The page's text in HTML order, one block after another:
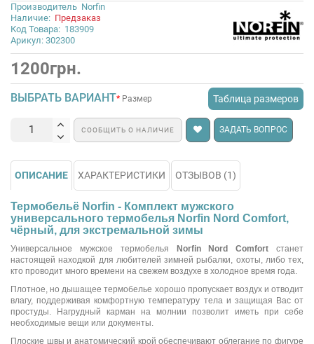
Производитель Norfin
Наличие: Предзаказ
Код Товара: 183909
Арикул: 302300
1200грн.
ВЫБРАТЬ ВАРИАНТ Таблица размеров
Размер
СООБЩИТЬ О НАЛИЧИЕ ЗАДАТЬ ВОПРОС
ОПИСАНИЕ ХАРАКТЕРИСТИКИ ОТЗЫВОВ (1)
Термобельё Norfin - Комплект мужского
универсального термобелья Norfin Nord Comfort,
чёрный, для экстремальной зимы
Универсальное мужское термобелья Norfin Nord Comfort станет
настоящей находкой для любителей зимней рыбалки, охоты, либо тех,
кто проводит много времени на свежем воздухе в холодное время года.
Плотное, но дышащее термобелье хорошо пропускает воздух и отводит
влагу, поддерживая комфортную температуру тела и защищая Вас от
простуды. Нагрудный карман на молнии позволит иметь при себе
необходимые вещи или документы.
Плоские швы и анатомический крой обеспечивают облегание по фигуре